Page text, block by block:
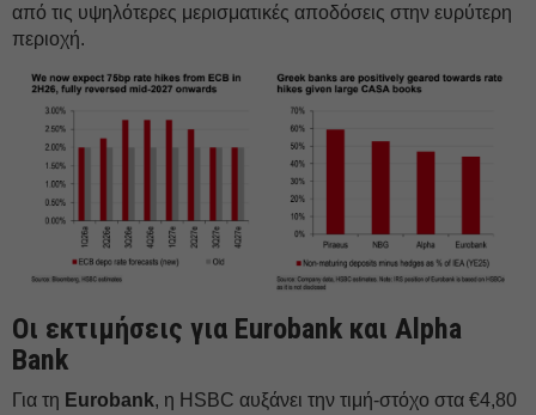
από τις υψηλότερες μερισματικές αποδόσεις στην ευρύτερη
περιοχή.
Οι εκτιμήσεις για Eurobank και Alpha
Βank
Για τη Eurobank, η HSBC αυξάνει την τιμή-στόχο στα €4,80